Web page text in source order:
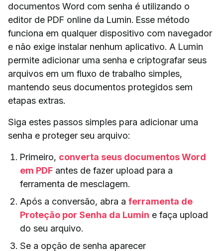
documentos Word com senha é utilizando o
editor de PDF online da Lumin. Esse método
funciona em qualquer dispositivo com navegador
e não exige instalar nenhum aplicativo. A Lumin
permite adicionar uma senha e criptografar seus
arquivos em um fluxo de trabalho simples,
mantendo seus documentos protegidos sem
etapas extras.
Siga estes passos simples para adicionar uma
senha e proteger seu arquivo:
Primeiro, converta seus documentos Word
em PDF antes de fazer upload para a
ferramenta de mesclagem.
Após a conversão, abra a ferramenta de
Proteção por Senha da Lumin e faça upload
do seu arquivo.
Se a opção de senha aparecer